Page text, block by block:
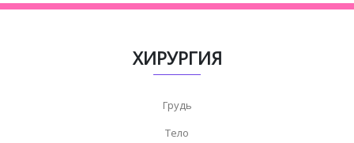
ХИРУРГИЯ
Грудь
Тело